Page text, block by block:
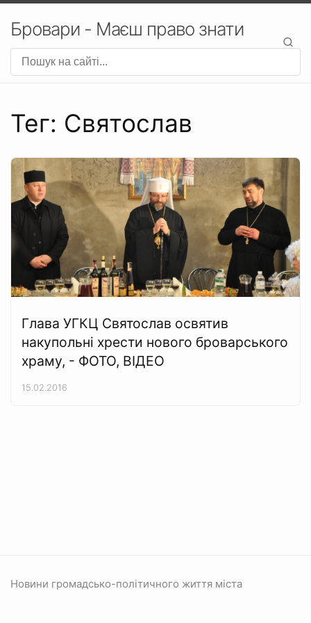
Бровари - Маєш право знати
Тег: Святослав
Глава УГКЦ Святослав освятив
накупольні хрести нового броварського
храму, - ФОТО, ВІДЕО
15.02.2016
Новини громадсько-політичного життя міста